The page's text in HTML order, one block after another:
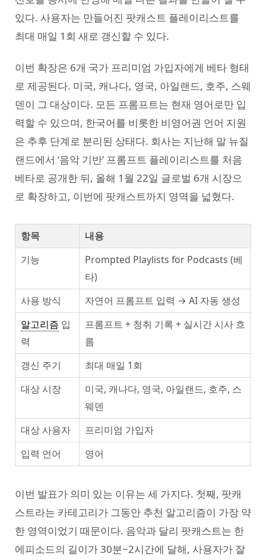
있다. 사용자는 만들어진 팟캐스트 플레이리스트를
최대 매일 1회 새로 갱신할 수 있다.
이번 확장은 6개 국가 프리미엄 가입자에게 베타 형태
로 제공된다. 미국, 캐나다, 영국, 아일랜드, 호주, 스웨
덴이 그 대상이다. 모든 프롬프트는 현재 영어로만 입
력할 수 있으며, 한국어를 비롯한 비영어권 언어 지원
은 추후 단계로 분리된 상태다. 회사는 지난해 말 뉴질
랜드에서 ‘음악 기반’ 프롬프트 플레이리스트를 처음
베타로 공개한 뒤, 올해 1월 22일 글로벌 6개 시장으
로 확장하고, 이번에 팟캐스트까지 영역을 넓혔다.
항목
내용
기능
Prompted Playlists for Podcasts (베
타)
사용 방식
자연어 프롬프트 입력 → AI 자동 생성
알고리즘 입
력
프롬프트 + 청취 기록 + 실시간 시사 흐
름
갱신 주기
최대 매일 1회
대상 시장
미국, 캐나다, 영국, 아일랜드, 호주, 스
웨덴
대상 사용자
프리미엄 가입자
입력 언어
영어
이번 발표가 의미 있는 이유는 세 가지다. 첫째, 팟캐
스트라는 카테고리가 그동안 추천 알고리즘이 가장 약
한 영역이었기 때문이다. 음악과 달리 팟캐스트는 한
에피소드의 길이가 30분~2시간에 달해, 사용자가 잘